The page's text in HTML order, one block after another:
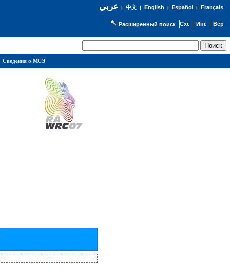
عربي| 中文| English | Español | Français
Расширенный поиск
Сведения о МСЭ